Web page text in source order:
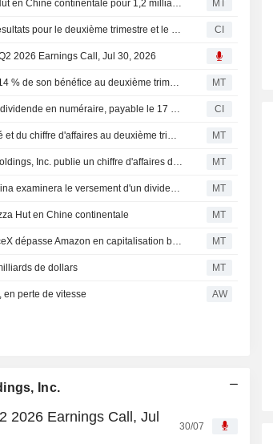
Yum China acquiert la marque Pizza Hut en Chine continentale pour 1,2 milliard de dollars MT
Yum China Holdings, Inc. publie ses résultats pour le deuxième trimestre et le premier semestre clos le 30 juin 2026 CI
2026 Earnings Call, Jul 30, 2026
Yum China enregistre une hausse de 14 % de son bénéfice au deuxième trimestre MT
Yum China Holdings, Inc. annonce un dividende en numéraire, payable le 17 septembre 2026 CI
Yum China : hausse du bénéfice ajusté et du chiffre d'affaires au deuxième trimestre MT
Flash résultats (YUMC) : Yum China Holdings, Inc. publie un chiffre d'affaires de 3,14 milliards de dollars au deuxième trimestre, contre 3,05 milliards de dollars attendus par le consensus FactSet MT
Le conseil d'administration de Yum China examinera le versement d'un dividende trimestriel vers le 30 juillet MT
Hut en Chine continentale MT
Les points forts de la mi-séance : SpaceX dépasse Amazon en capitalisation boursière ; Yum! Brands cède Pizza Hut pour 2,7 milliards de dollars MT
de dollars MT
en perte de vitesse AW
Inc.
2026 Earnings Call, Jul
30/07